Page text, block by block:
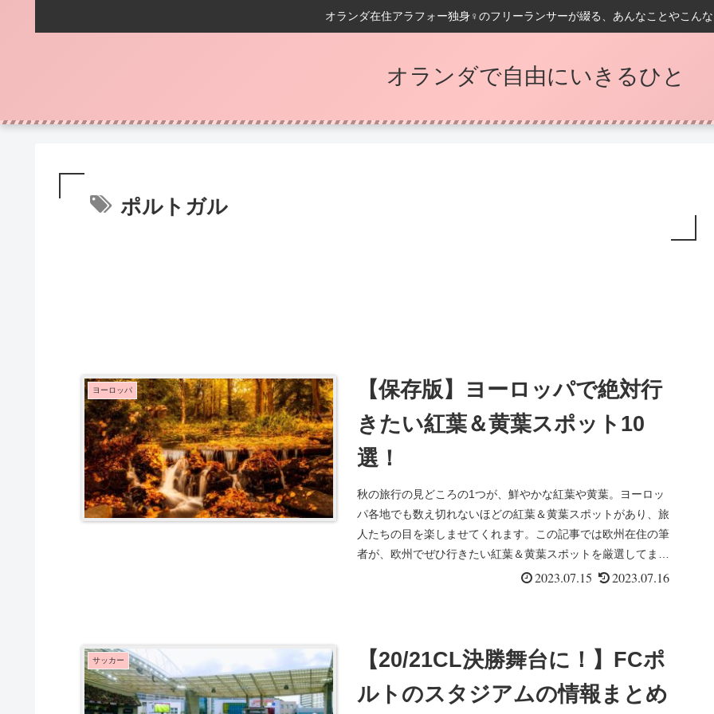
オランダ在住アラフォー独身♀️のフリーランサーが綴る、あんなことやこん
オランダで自由にいきるひと
ポルトガル
ヨーロッパ
【保存版】ヨーロッパで絶対行
きたい紅葉＆黄葉スポット10
選！
秋の旅行の見どころの1つが、鮮やかな紅葉や黄葉。ヨーロッ
パ各地でも数え切れないほどの紅葉＆黄葉スポットがあり、旅
人たちの目を楽しませてくれます。この記事では欧州在住の筆
者が、欧州でぜひ行きたい紅葉＆黄葉スポットを厳選してまと
2023.07.15 2023.07.16
サッカー
【20/21CL決勝舞台に！】FCポ
ルトのスタジアムの情報まとめ